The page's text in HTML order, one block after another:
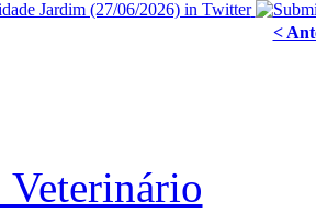
<
Veterinário